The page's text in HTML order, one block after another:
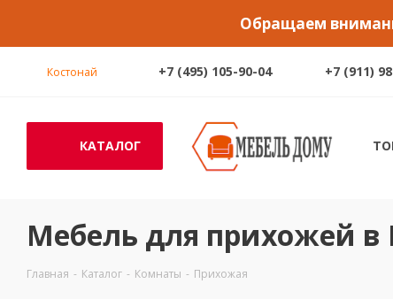
Обращаем
Костонай +7 (495) 105-90-04 +7 (911)
КАТАЛОГ
Мебель для прихожей в
Главная - Каталог - Комнаты - Прихожая